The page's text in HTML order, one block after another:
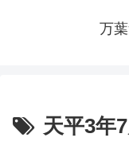
万
天平3年